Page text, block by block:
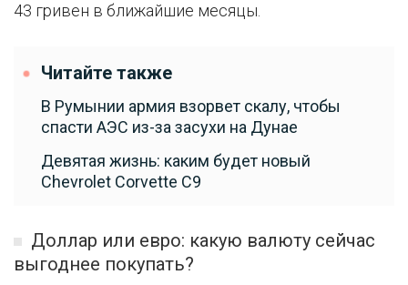
43 гривен в ближайшие месяцы.
Читайте также
В Румынии армия взорвет скалу, чтобы
спасти АЭС из-за засухи на Дунае
Девятая жизнь: каким будет новый
Chevrolet Corvette C9
Доллар или евро: какую валюту сейчас
выгоднее покупать?